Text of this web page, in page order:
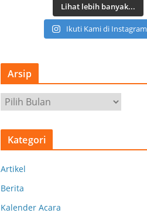
Lihat lebih banyak...
Ikuti Kami di Instagram
Arsip
r
s
Kategori
Artikel
Berita
Kalender Acara